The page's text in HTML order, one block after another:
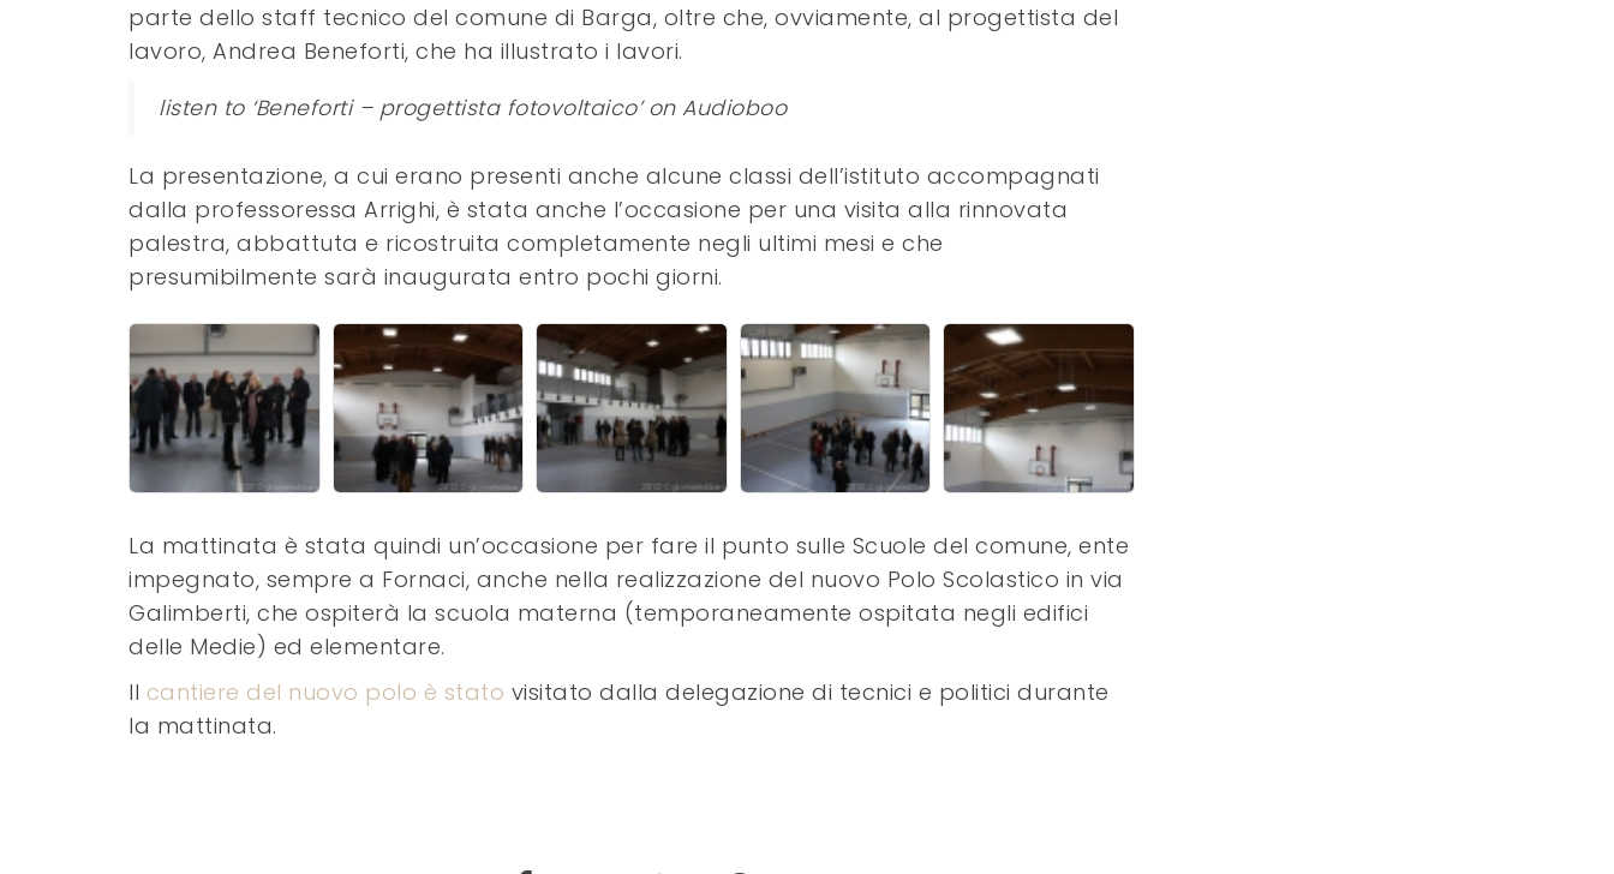
parte dello staff tecnico del comune di Barga, oltre che, ovviamente, al progettista del
lavoro, Andrea Beneforti, che ha illustrato i lavori.
listen to ‘Beneforti – progettista fotovoltaico’ on Audioboo
La presentazione, a cui erano presenti anche alcune classi dell’istituto accompagnati
dalla professoressa Arrighi, è stata anche l’occasione per una visita alla rinnovata
palestra, abbattuta e ricostruita completamente negli ultimi mesi e che
presumibilmente sarà inaugurata entro pochi giorni.
La mattinata è stata quindi un’occasione per fare il punto sulle Scuole del comune, ente
impegnato, sempre a Fornaci, anche nella realizzazione del nuovo Polo Scolastico in via
Galimberti, che ospiterà la scuola materna (temporaneamente ospitata negli edifici
delle Medie) ed elementare.
Il cantiere del nuovo polo è stato visitato dalla delegazione di tecnici e politici durante
la mattinata.